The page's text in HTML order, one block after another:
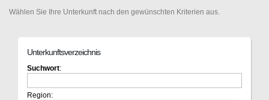
Wählen Sie Ihre Unterkunft nach den gewünschten Kriterien aus.
Unterkunftsverzeichnis
Suchwort:
Region: